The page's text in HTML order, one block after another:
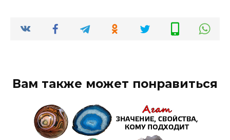
Вам также может понравиться